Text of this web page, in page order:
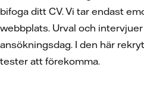
bifoga ditt CV. Vi tar endast
webbplats. Urval och
ansökningsdag. I den här
tester att förekomma.